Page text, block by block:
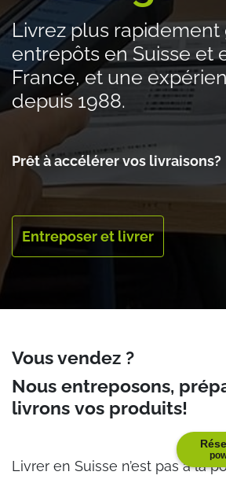
Livrez plus rapidement
entrepôts en Suisse et
France, et une
depuis 1988.
Prêt à accélérer vos livraisons?
Entreposer et livrer
Vous vendez ?
Nous entreposons,
livrons vos produits!
Livrer en Suisse n’est pas à la